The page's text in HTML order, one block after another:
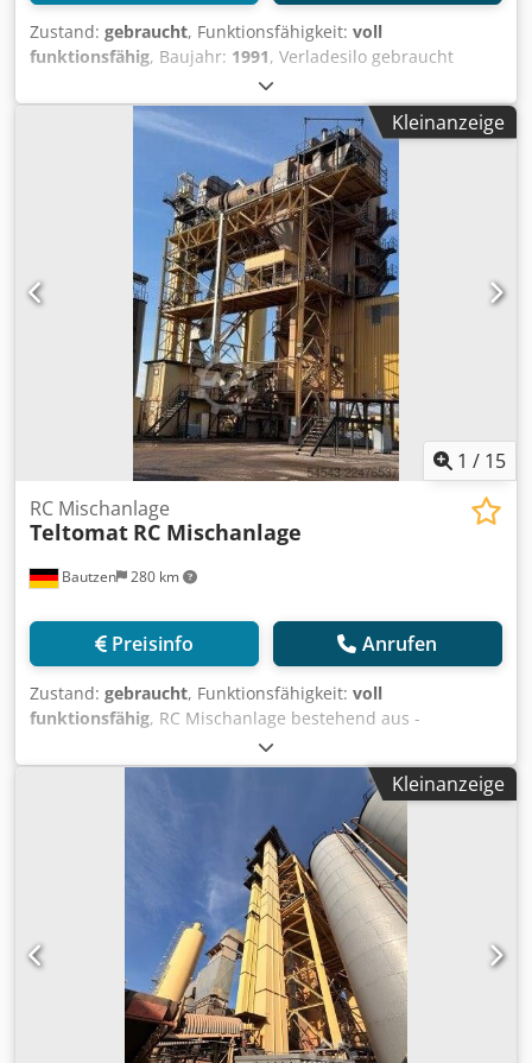
Zustand: gebraucht, Funktionsfähigkeit: voll
funktionsfähig, Baujahr: 1991, Verladesilo gebraucht
Hersteller Ulrich Gesamtvolumen 200 t -Kübelbahn
Cedpfjzq S Ewox Amysrf -Aufzugswinde -elektrische Anlage
Kleinanzeige
1 / 15
Bautzen 280 km
RC Mischanlage
Teltomat RC Mischanlage
Preisinfo Anrufen
Zustand: gebraucht, Funktionsfähigkeit: voll
funktionsfähig, RC Mischanlage bestehend aus -
kompletter Stahlkonstruktion Crodpozq S D Hofx Amyef -
Trockentrommel mit Brenner -2 x Elevator/Becherwerk -
Kleinanzeige